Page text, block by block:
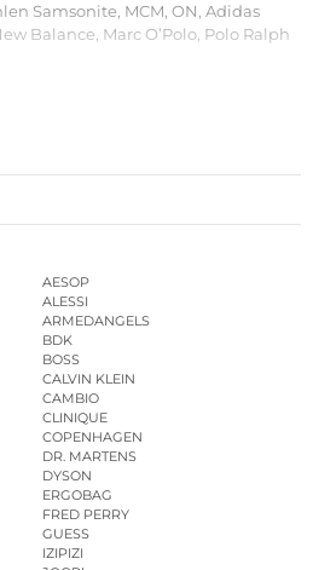
Samsonite, MCM, ON, Adidas
Balance, Marc O’Polo, Polo Ralph
AESOP
ALESSI
ARMEDANGELS
BDK
BOSS
CALVIN KLEIN
CAMBIO
CLINIQUE
COPENHAGEN
DR. MARTENS
DYSON
ERGOBAG
FRED PERRY
GUESS
IZIPIZI